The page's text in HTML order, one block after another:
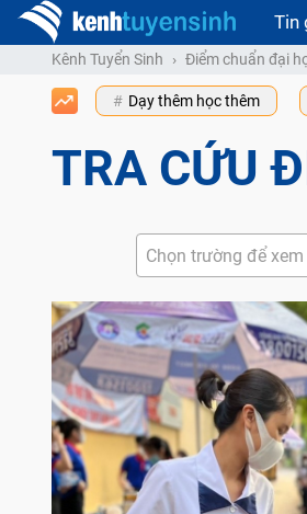
Tin
Kênh Tuyển Sinh Điểm chuẩn đại
Dạy thêm học thêm
TRA CỨU
Chọn trường để